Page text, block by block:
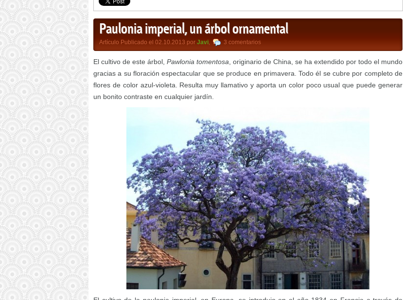
Paulonia imperial, un árbol ornamental
Artículo Publicado el 02.10.2013 por Javi, 3 comentarios
El cultivo de este árbol, Pawlonia tomentosa , originario de China, se ha extendido por todo el mundo
gracias a su floración espectacular que se produce en primavera. Todo él se cubre por completo de
flores de color azul-violeta. Resulta muy llamativo y aporta un color poco usual que puede generar
un bonito contraste en cualquier jardín.